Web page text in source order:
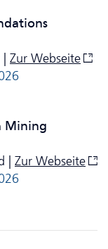
| Zur Webseite
Mining
| Zur Webseite